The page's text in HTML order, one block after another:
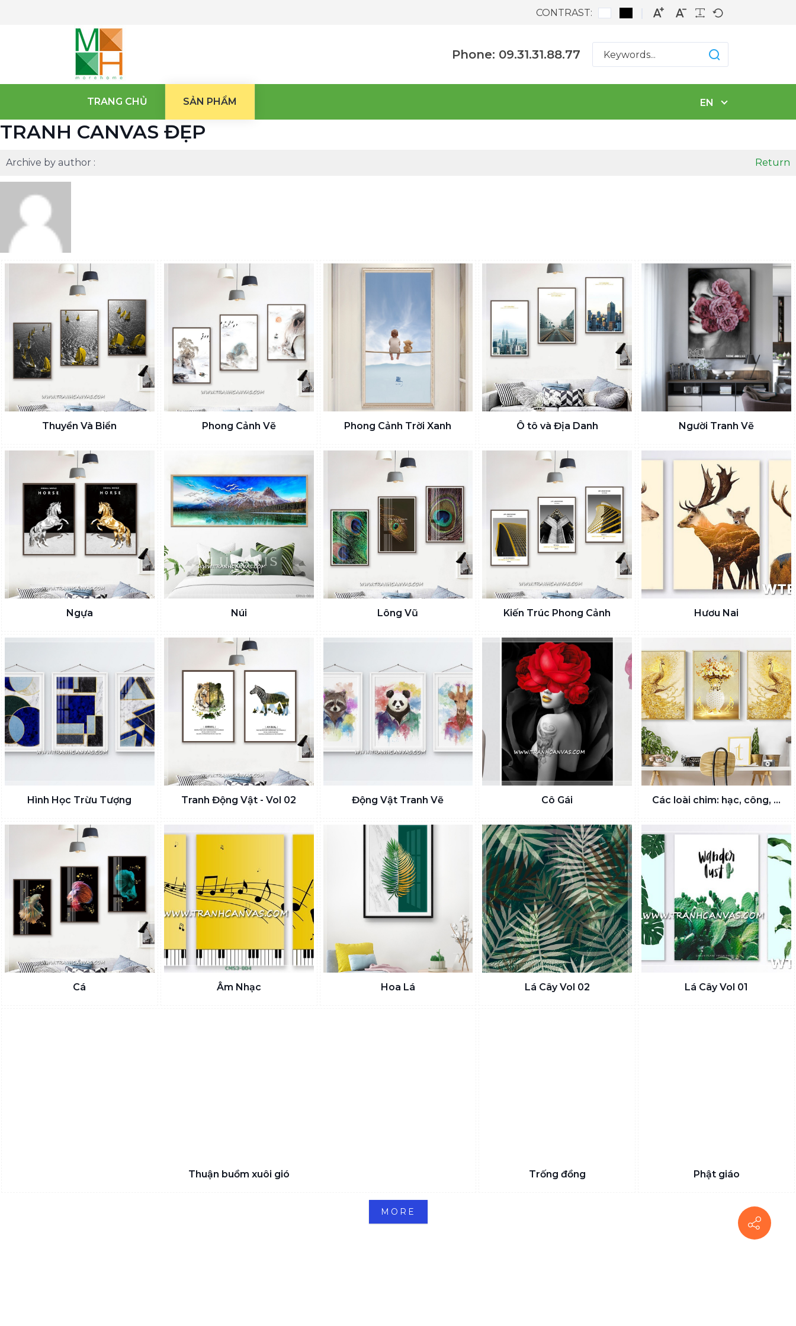
CONTRAST:
Phone: 09.31.31.88.77
TRANG CHỦ SẢN PHẨM EN
TRANH CANVAS ĐẸP
Archive by author : Return
Thuyền Và Biển Phong Cảnh Vẽ Phong Cảnh Trời Xanh Ô tô và Địa Danh Người Tranh Vẽ
Ngựa Núi Lông Vũ Kiến Trúc Phong Cảnh Hươu Nai
Hình Học Trừu Tượng Tranh Động Vật - Vol 02 Động Vật Tranh Vẽ Cô Gái Các loài chim: hạc, công, ...
Cá Âm Nhạc Hoa Lá Lá Cây Vol 02 Lá Cây Vol 01
Thuận buồm xuôi gió Trống đồng Phật giáo
MORE